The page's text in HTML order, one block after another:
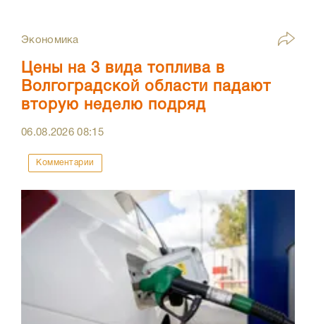
Экономика
Цены на 3 вида топлива в
Волгоградской области падают
вторую неделю подряд
06.08.202608:15
Комментарии